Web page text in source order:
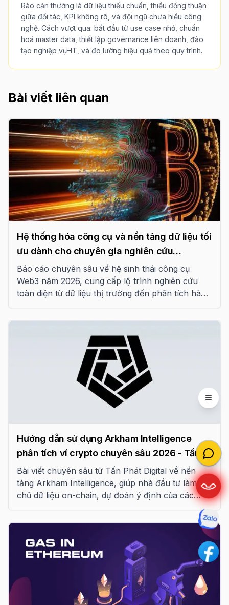
Rào cản thường là dữ liệu thiếu chuẩn, thiếu đồng thuận
giữa đối tác, KPI không rõ, và đội ngũ chưa hiểu công
nghệ. Cách vượt qua: bắt đầu từ use case nhỏ, chuẩn
hoá master data, thiết lập governance liên doanh, đào
tạo nghiệp vụ–IT, và đo lường hiệu quả theo quy trình.
Bài viết liên quan
Hệ thống hóa công cụ và nền tảng dữ liệu tối
ưu dành cho chuyên gia nghiên cứu
Blockchain năm 2026
Báo cáo chuyên sâu về hệ sinh thái công cụ
Web3 năm 2026, cung cấp lộ trình nghiên cứu
toàn diện từ dữ liệu thị trường đến phân tích hành
Hướng dẫn sử dụng Arkham Intelligence
phân tích ví crypto chuyên sâu 2026 - Tấn
Phát Digital
Bài viết chuyên sâu từ Tấn Phát Digital về nền
tảng Arkham Intelligence, giúp nhà đầu tư làm
chủ dữ liệu on-chain, dự đoán ý định của các